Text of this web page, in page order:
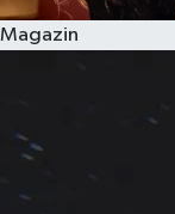
Magazin